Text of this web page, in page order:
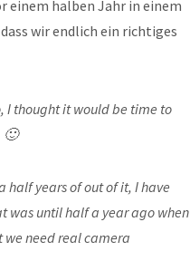
einem halben Jahr in einem
wir endlich ein richtiges
I thought it would be time to
🙂
half years of out of it, I have
was until half a year ago when
need real camera